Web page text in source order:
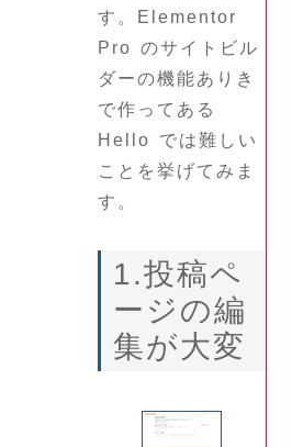
す。Elementor
Pro のサイトビル
ダーの機能ありき
で作ってある
Hello では難しい
ことを挙げてみま
す。
1.投稿ペ
ージの編
集が大変